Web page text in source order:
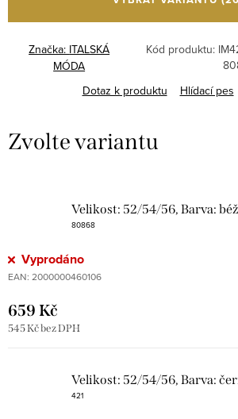
Značka: ITALSKÁ
MÓDA
Kód produktu:
Dotaz k produktu
Hlídací pes
Velikost: 52/54/56, Barva:
80868
Vyprodáno
EAN: 2000000460106
659 Kč
545 Kč bez DPH
Velikost: 52/54/56, Barva:
421